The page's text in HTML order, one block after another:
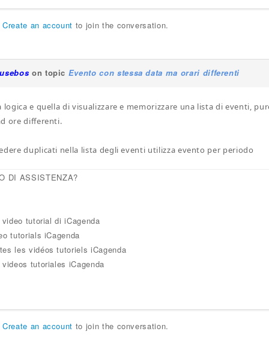
Create an account to join the conversation.
on topic Evento con stessa data ma orari differenti
logica e quella di visualizzare e memorizzare una lista di eventi,
ore differenti.
duplicati nella lista degli eventi utilizza evento per periodo
DI ASSISTENZA?
tutorial di iCagenda
tutorials iCagenda
les vidéos tutoriels iCagenda
tutoriales iCagenda
Create an account to join the conversation.